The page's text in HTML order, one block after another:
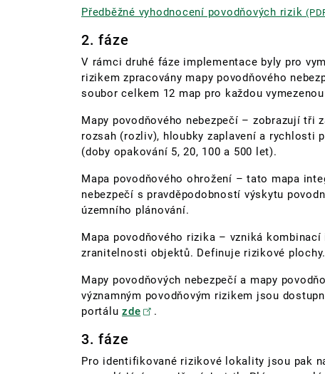
Předběžné vyhodnocení povodňových rizik
2. fáze
V rámci druhé fáze implementace byly pro
rizikem zpracovány mapy povodňového
soubor celkem 12 map pro každou
Mapy povodňového nebezpečí – zobrazují
rozsah (rozliv), hloubky zaplavení a rychlosti
(doby opakování 5, 20, 100 a 500 let).
Mapa povodňového ohrožení – tato mapa
nebezpečí s pravděpodobností výskytu
územního plánování.
Mapa povodňového rizika – vzniká
zranitelnosti objektů. Definuje rizikové plochy.
Mapy povodňových nebezpečí a mapy
významným povodňovým rizikem jsou
portálu zde .
3. fáze
Pro identifikované rizikové lokality jsou pak